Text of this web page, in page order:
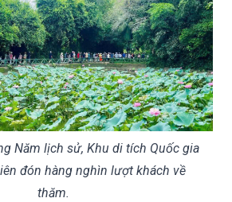
Năm lịch sử, Khu di tích Quốc gia
đón hàng nghìn lượt khách về
thăm.